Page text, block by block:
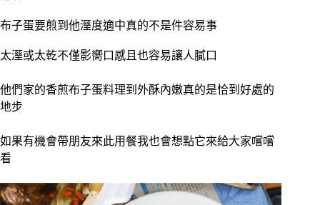
布子蛋要煎到他溼度適中真的不是件容易事
太溼或太乾不僅影嚮口感且也容易讓人膩口
他們家的香煎布子蛋料理到外酥內嫩真的是恰到好處的
地步
如果有機會帶朋友來此用餐我也會想點它來給大家嚐嚐
看